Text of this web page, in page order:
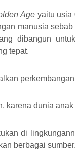
Age yaitu usia
manusia
dibangun
tepat.
karena dunia
di
berbagai sumber.